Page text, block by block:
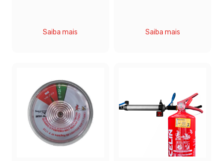
Saiba mais Saiba mais